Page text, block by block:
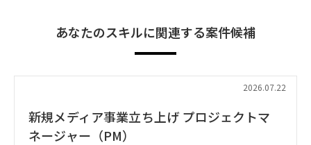
あなたのスキルに関連する案件候補
2026.07.22
新規メディア事業立ち上げ プロジェクトマ
ネージャー（PM）